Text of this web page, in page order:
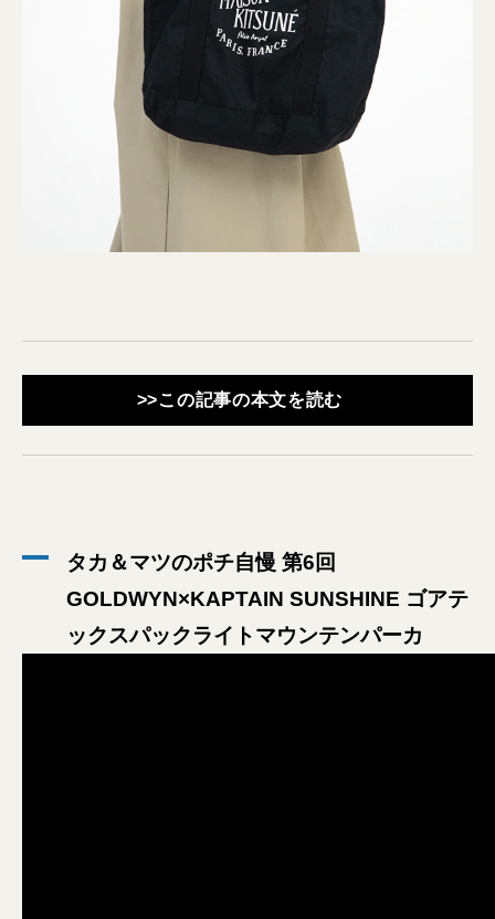
>>この記事の本文を読む
タカ＆マツのポチ自慢 第6回
GOLDWYN×KAPTAIN SUNSHINE ゴアテ
ックスパックライトマウンテンパーカ